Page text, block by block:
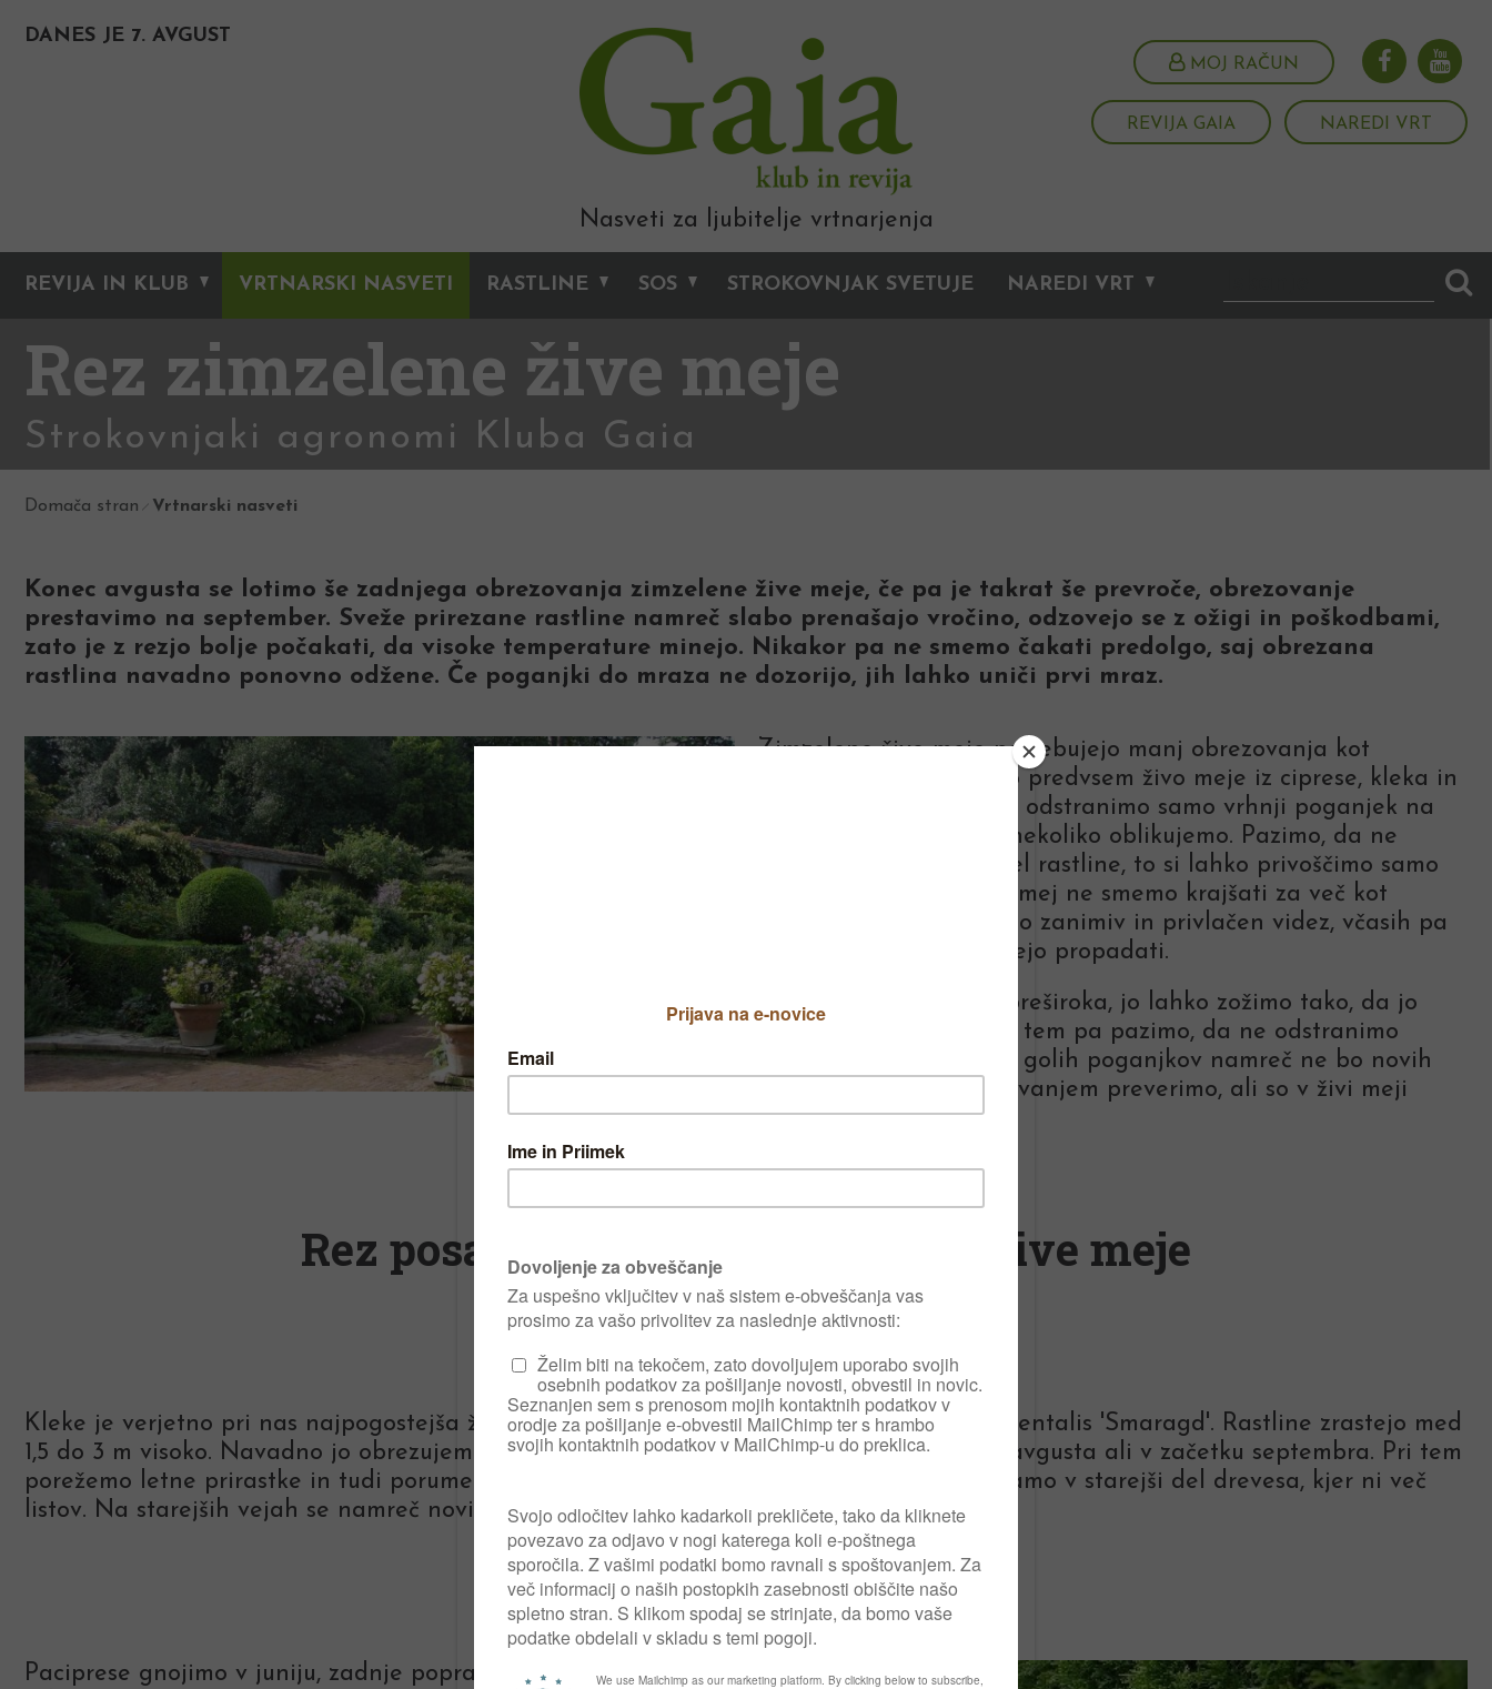
DANES JE 7. AVGUST
MOJ RAČUN
REVIJA GAIA NAREDI VRT
Nasveti za ljubitelje vrtnarjenja
REVIJA IN KLUB VRTNARSKI NASVETI RASTLINE SOS STROKOVNJAK SVETUJE NAREDI VRT
Rez zimzelene žive meje
Strokovnjaki agronomi Kluba Gaia
Domača stran Vrtnarski nasveti
Konec avgusta se lotimo še zadnjega obrezovanja zimzelene žive meje, če pa je takrat še prevroče, obrezovanje
prestavimo na september. Sveže prirezane rastline namreč slabo prenašajo vročino, odzovejo se z ožigi in poškodbami,
zato je z rezjo bolje počakati, da visoke temperature minejo. Nikakor pa ne smemo čakati predolgo, saj obrezana
rastlina navadno ponovno odžene. Če poganjki do mraza ne dozorijo, jih lahko uniči prvi mraz.
Zimzelene žive meje potrebujejo manj obrezovanja kot
listopadne. Obrezujemo predvsem živo meje iz ciprese, kleka in
tise. Smrekam in borom odstranimo samo vrhnji poganjek na
vejah in jih s škarjami nekoliko oblikujemo. Pazimo, da ne
zarežemo v oleseneli del rastline, to si lahko privoščimo samo
pri tisi. Previsokih živih mej ne smemo krajšati za več kot
tretjino, saj tako izgubijo zanimiv in privlačen videz, včasih pa
lahko zaradi tega začnejo propadati.
Če postane živa meja preširoka, jo lahko zožimo tako, da jo
prirežemo od strani, pri tem pa pazimo, da ne odstranimo
preveč zelenih delov. Iz golih poganjkov namreč ne bo novih
vej. Pred vsakim obrezovanjem preverimo, ali so v živi meji
gnezda ptic.
Rez posamezne vrste zimzelene žive meje
Kleke je verjetno pri nas najpogostejša živa meja, še zlasti radi sadimo sorto Thuja Occidentalis 'Smaragd'. Rastline zrastejo med
1,5 do 3 m visoko. Navadno jo obrezujemo konec junija, če je potrebno pa še proti koncu avgusta ali v začetku septembra. Pri tem
porežemo letne prirastke in tudi porumenele vejice na sredini žive meje. Nikoli ne posegamo v starejši del drevesa, kjer ni več
listov. Na starejših vejah se namreč novi poganjki ne razvijejo.
Pacipresa
Paciprese gnojimo v juniju, zadnje popravke pa lahko ravno